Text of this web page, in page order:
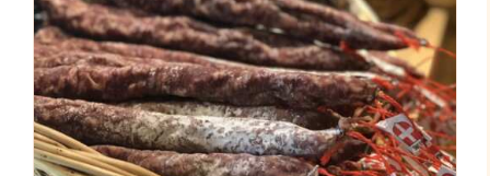
AJOUTER AU PANIER
/
DÉTAILS